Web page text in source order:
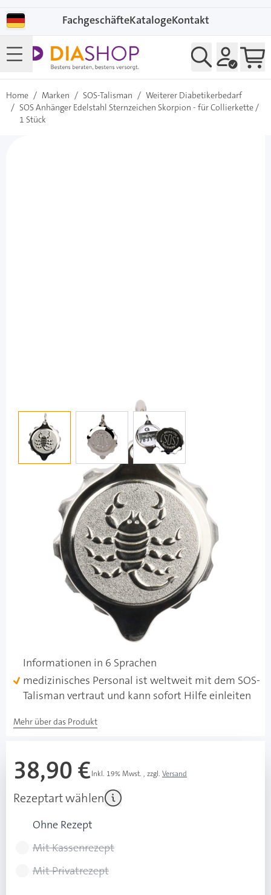
FachgeschäfteKatalogeKontakt
Home / Marken / SOS-Talisman / Weiterer Diabetikerbedarf
/ SOS Anhänger Edelstahl Sternzeichen Skorpion - für Collierkette /
1 Stück
View larger imageView larger image
SOS Anhänger Edelstahl Sternzeichen
Skorpion - für Collierkette / 1 Stück
Diashop.de Kat.-Nr.110368
sofort verfügbar
Lieferzeit 1-3 Werktage
Besonderheiten
m. Sternzeichen Skorpion
Kapsel mit zwei ineinander verschraubbaren Teilen
Informationen in 6 Sprachen
medizinisches Personal ist weltweit mit dem SOS-
Talisman vertraut und kann sofort Hilfe einleiten
Mehr über das Produkt
38,90 €Inkl. 19% Mwst. , zzgl. Versand
Rezeptart wählen
Ohne Rezept
Mit Kassenrezept
Mit Privatrezept